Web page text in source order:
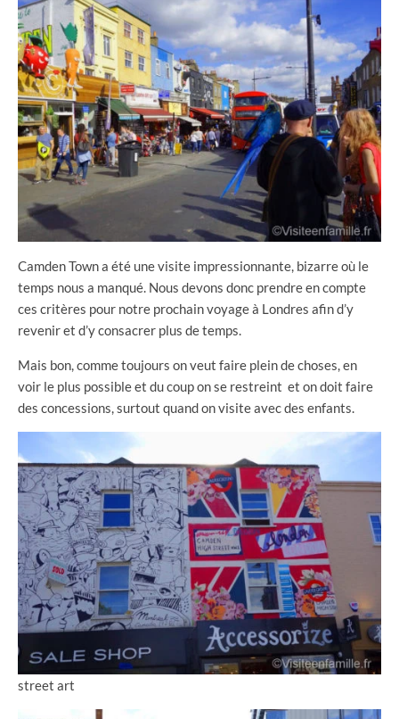
Camden Town a été une visite impressionnante, bizarre où le
temps nous a manqué. Nous devons donc prendre en compte
ces critères pour notre prochain voyage à Londres afin d’y
revenir et d’y consacrer plus de temps.
Mais bon, comme toujours on veut faire plein de choses, en
voir le plus possible et du coup on se restreint et on doit faire
des concessions, surtout quand on visite avec des enfants.
street art